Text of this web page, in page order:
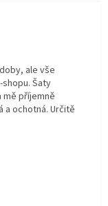
ale vše
Šaty
příjemně
a ochotná. Určitě